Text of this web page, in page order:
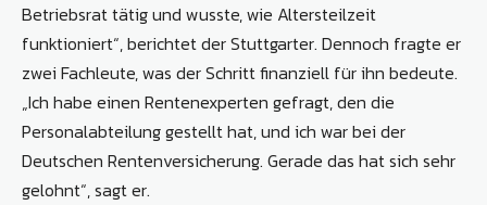
Betriebsrat tätig und wusste, wie Altersteilzeit
funktioniert“, berichtet der Stuttgarter. Dennoch fragte er
zwei Fachleute, was der Schritt finanziell für ihn bedeute.
„Ich habe einen Rentenexperten gefragt, den die
Personalabteilung gestellt hat, und ich war bei der
Deutschen Rentenversicherung. Gerade das hat sich sehr
gelohnt“, sagt er.